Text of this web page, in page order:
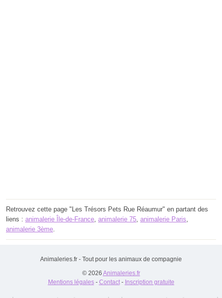
Retrouvez cette page "Les Trésors Pets Rue Réaumur" en partant des
liens : animalerie Île-de-France, animalerie 75, animalerie Paris,
animalerie 3ème.
Animaleries.fr - Tout pour les animaux de compagnie
© 2026 Animaleries.fr
Mentions légales- Contact- Inscription gratuite